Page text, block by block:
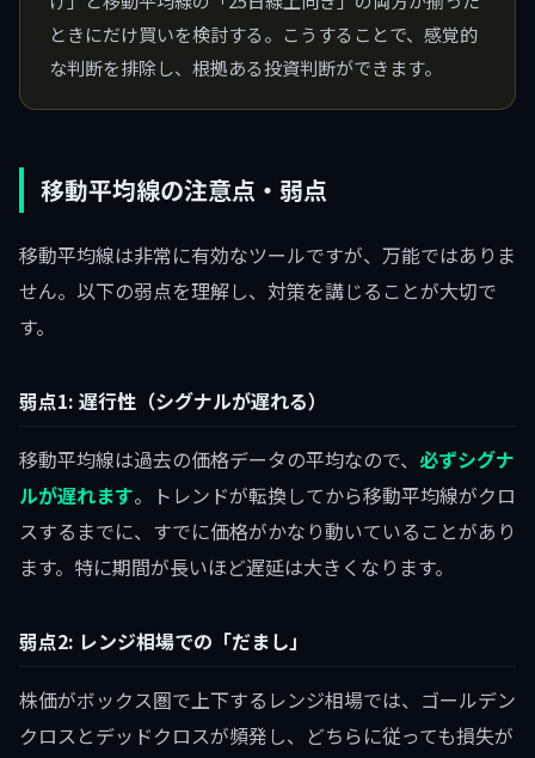
ときにだけ買いを検討する。こうすることで、感覚的
な判断を排除し、根拠ある投資判断ができます。
移動平均線の注意点・弱点
移動平均線は非常に有効なツールですが、万能ではありま
せん。以下の弱点を理解し、対策を講じることが大切で
す。
弱点1: 遅行性（シグナルが遅れる）
移動平均線は過去の価格データの平均なので、 必ずシグナ
ルが遅れます。トレンドが転換してから移動平均線がクロ
スするまでに、すでに価格がかなり動いていることがあり
ます。特に期間が長いほど遅延は大きくなります。
弱点2: レンジ相場での「だまし」
株価がボックス圏で上下するレンジ相場では、ゴールデン
クロスとデッドクロスが頻発し、どちらに従っても損失が